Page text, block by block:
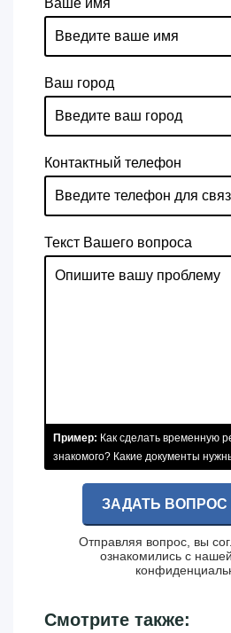
Ваше имя
Ваш город
Контактный телефон
Текст Вашего вопроса
Пример: Как сделать временную
знакомого? Какие документы
ЗАДАТЬ
Отправляя вопрос, вы
ознакомились с нашей
Смотрите также: